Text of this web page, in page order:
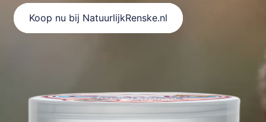
Koop nu bij NatuurlijkRenske.nl